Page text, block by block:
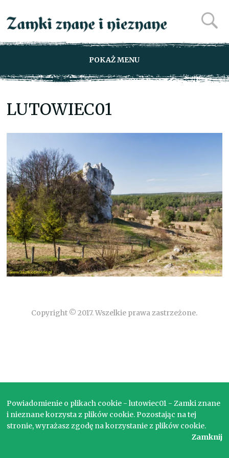
POKAŻ MENU
LUTOWIEC01
Copyright © 2017. Wszelkie prawa zastrzeżone.
Powiadomienie o plikach cookie - lutowiec01 - Zamki znane
i nieznane korzysta z plików cookie. Pozostając na tej
stronie, wyrażasz zgodę na korzystanie z plików cookie.
Zamknij